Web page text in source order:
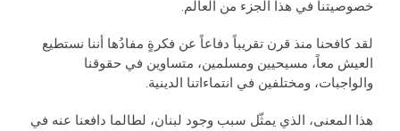
خصوصيتنا في هذا الجزء من العالم.
لقد كافحنا منذ قرن تقريباً دفاعاً عن فكرةٍ مفادُها أننا نستطيع
العيش معاً، مسيحيين ومسلمين، متساوين في حقوقنا
والواجبات، ومختلفين في انتماءاتنا الدينية.
هذا المعنى، الذي يمثّل سبب وجود لبنان، لطالما دافعنا عنه في